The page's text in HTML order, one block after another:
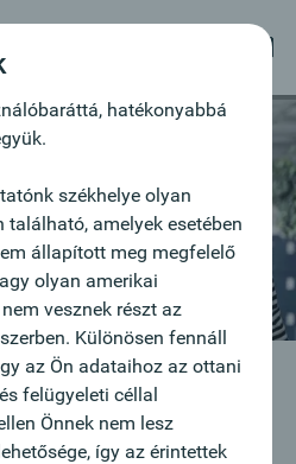
elkötelezett
teszik a felhasználó
használjuk a sütiket,
igényeihez igazítsuk,
hatékonyabbá
székhelye olyan
amelyek esetében
állapított meg megfelelő
olyan amerikai
vesznek részt az
Különösen fennáll
az Ön adataihoz az ottani
felügyeleti céllal
Önnek nem lesz
így az érintettek